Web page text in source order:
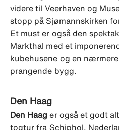
videre til Veerhaven og
stopp på Sjømannskirken
Et must er også den
Markthal med et
kubehusene og en
prangende bygg.
Den Haag
Den Haag er også et godt
togtur fra Schiphol.